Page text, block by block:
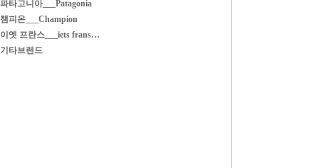
파타고니아___Patagonia
챔피온___Champion
이엣 프란스___iets frans…
기타브랜드